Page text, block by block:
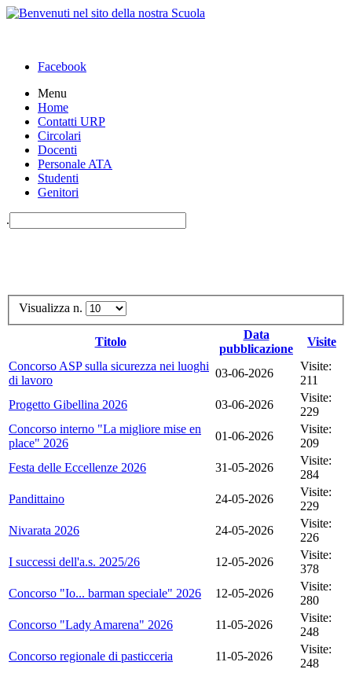
Facebook
Menu
Home
Contatti URP
Circolari
Docenti
Personale ATA
Studenti
Genitori
.
Visualizza n.
Titolo
Data
pubblicazione
Visite
Concorso ASP sulla sicurezza nei luoghi
di lavoro
03-06-2026
Visite:
211
Progetto Gibellina 2026
03-06-2026
Visite:
229
Concorso interno "La migliore mise en
place" 2026
01-06-2026
Visite:
209
Festa delle Eccellenze 2026
31-05-2026
Visite:
284
Pandittaino
24-05-2026
Visite:
229
Nivarata 2026
24-05-2026
Visite:
226
I successi dell'a.s. 2025/26
12-05-2026
Visite:
378
Concorso "Io... barman speciale" 2026
12-05-2026
Visite:
280
Concorso "Lady Amarena" 2026
11-05-2026
Visite:
248
Concorso regionale di pasticceria
11-05-2026
Visite:
248